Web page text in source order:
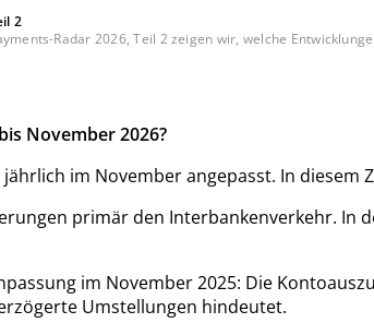
2
Radar 2026, Teil 2 zeigen wir, welche
November 2026?
jährlich im November angepasst. In
primär den Interbankenverkehr. In
im November 2025: Die
Umstellungen hindeutet.